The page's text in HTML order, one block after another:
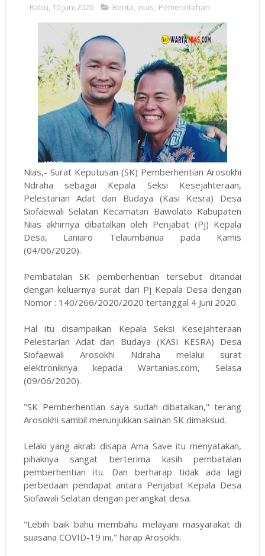
Rabu, 10 Juni 2020 Berita, nias, Pemerintahan
Nias,- Surat Keputusan (SK) Pemberhentian Arosokhi
Ndraha sebagai Kepala Seksi Kesejahteraan,
Pelestarian Adat dan Budaya (Kasi Kesra) Desa
Siofaewali Selatan Kecamatan Bawolato Kabupaten
Nias akhirnya dibatalkan oleh Penjabat (Pj) Kepala
Desa, Laniaro Telaumbanua pada Kamis
(04/06/2020).
Pembatalan SK pemberhentian tersebut ditandai
dengan keluarnya surat dari Pj Kepala Desa dengan
Nomor : 140/266/2020/2020 tertanggal 4 Juni 2020.
Hal itu disampaikan Kepala Seksi Kesejahteraan
Pelestarian Adat dan Budaya (KASI KESRA) Desa
Siofaewali Arosokhi Ndraha melalui surat
elektroniknya kepada Wartanias.com, Selasa
(09/06/2020).
"SK Pemberhentian saya sudah dibatalkan," terang
Arosokhi sambil menunjukkan salinan SK dimaksud.
Lelaki yang akrab disapa Ama Save itu menyatakan,
pihaknya sangat berterima kasih pembatalan
pemberhentian itu. Dan berharap tidak ada lagi
perbedaan pendapat antara Penjabat Kepala Desa
Siofawali Selatan dengan perangkat desa.
"Lebih baik bahu membahu melayani masyarakat di
suasana COVID-19 ini," harap Arosokhi.